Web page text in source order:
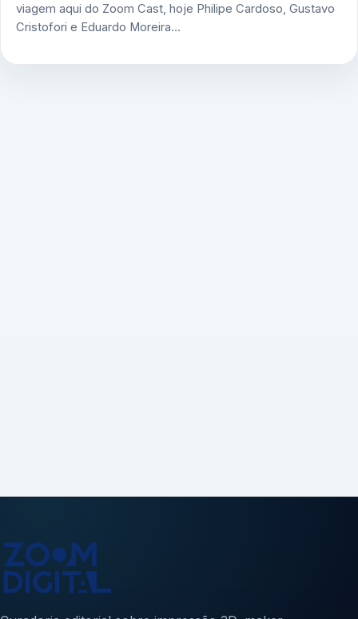
viagem aqui do Zoom Cast, hoje Philipe Cardoso, Gustavo
Cristofori e Eduardo Moreira…